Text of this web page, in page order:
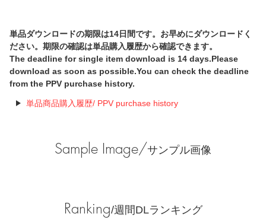
単品ダウンロードの期限は14日間です。お早めにダウンロードく
ださい。期限の確認は単品購入履歴から確認できます。
The deadline for single item download is 14 days.Please
download as soon as possible.You can check the deadline
from the PPV purchase history.
単品商品購入履歴/ PPV purchase history
Sample Image/サンプル画像
Ranking/週間DLランキング